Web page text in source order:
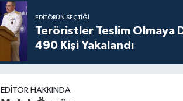
EDITÖRÜN SEÇTIĞI
Teröristler Teslim Olmaya
490 Kişi Yakalandı
EDITÖR HAKKINDA